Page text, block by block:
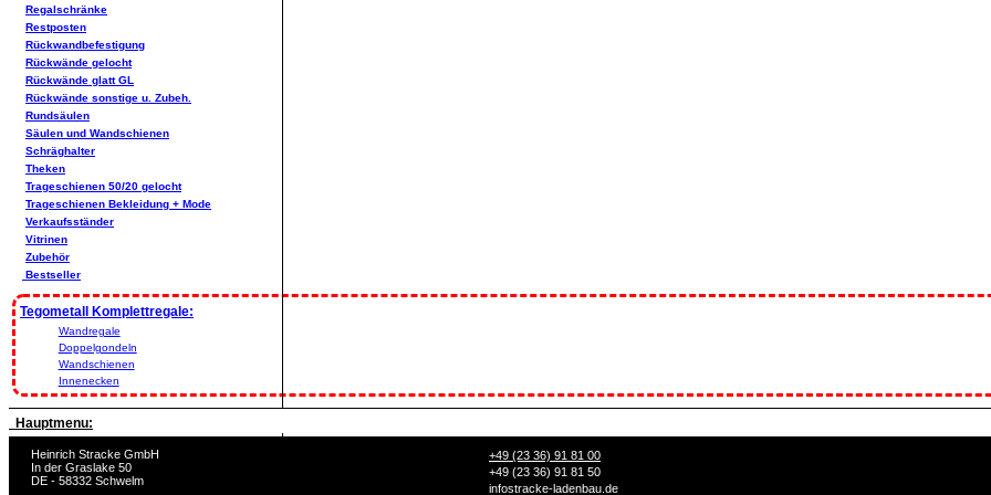
Regalschränke
Restposten
Rückwandbefestigung
Rückwände gelocht
Rückwände glatt GL
Rückwände sonstige u. Zubeh.
Rundsäulen
Säulen und Wandschienen
Schräghalter
Theken
Trageschienen 50/20 gelocht
Trageschienen Bekleidung + Mode
Verkaufsständer
Vitrinen
Zubehör
Bestseller
Tegometall Komplettregale:
Wandregale
Doppelgondeln
Wandschienen
Innenecken
Hauptmenu:
Heinrich Stracke GmbH
In der Graslake 50
DE - 58332 Schwelm
+49 (23 36) 91 81 00
+49 (23 36) 91 81 50
infostracke-ladenbau.de